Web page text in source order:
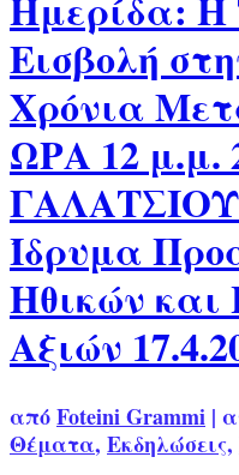
Εισβολή
Χρόνια
ΩΡΑ 12
ΓΑΛΑΤΣΙΟΥ
Ίδρυμα
Ηθικών
Αξιών
απόFoteini Grammi |
Θέματα, Εκδηλώσεις,